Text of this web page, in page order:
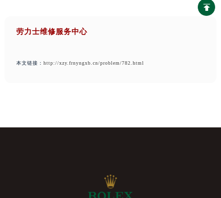
劳力士维修服务中心
本文链接： http://xzy.frnyngxb.cn/problem/782.html